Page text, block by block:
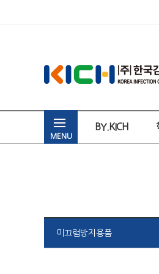
MENU
BY.KICH
미끄럼방지용품